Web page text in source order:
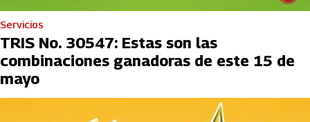
Servicios
TRIS No. 30547: Estas son las
combinaciones ganadoras de este 15 de
mayo